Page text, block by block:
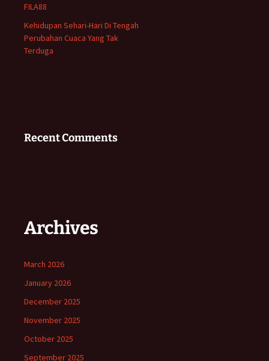
FILA88
Kehidupan Sehari-Hari Di Tengah
Perubahan Cuaca Yang Tak
Terduga
Recent Comments
Archives
March 2026
January 2026
December 2025
November 2025
October 2025
September 2025